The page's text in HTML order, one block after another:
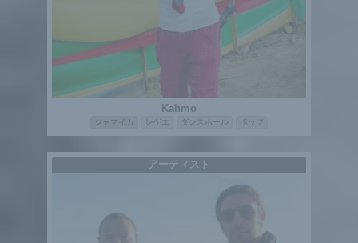
Kahmo
ジャマイカ レゲエ ダンスホール ポップ
アーティスト